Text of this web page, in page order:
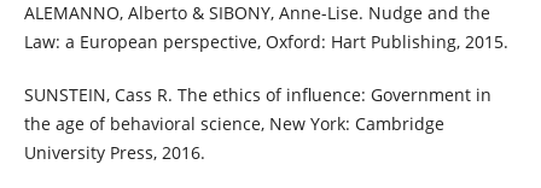
ALEMANNO, Alberto & SIBONY, Anne-Lise. Nudge and the
Law: a European perspective, Oxford: Hart Publishing, 2015.
SUNSTEIN, Cass R. The ethics of influence: Government in
the age of behavioral science, New York: Cambridge
University Press, 2016.